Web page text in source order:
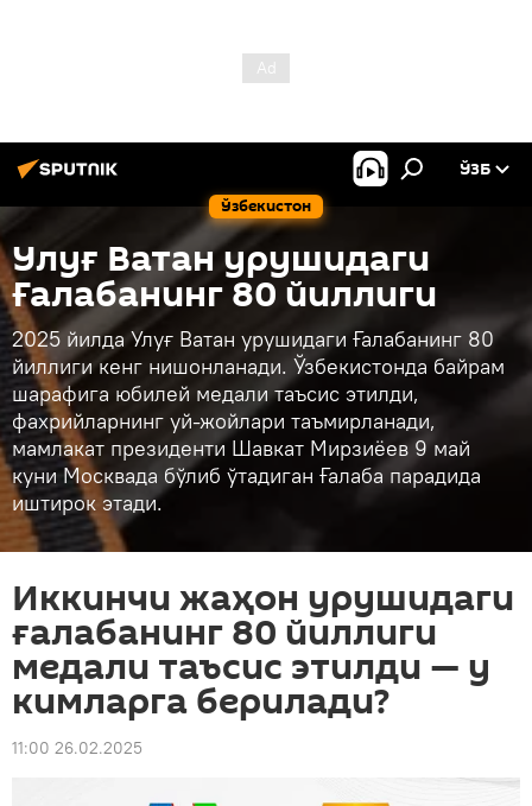
Ўзбекистон
ЎЗБ
Улуғ Ватан урушидаги
Ғалабанинг 80 йиллиги
2025 йилда Улуғ Ватан урушидаги Ғалабанинг 80
йиллиги кенг нишонланади. Ўзбекистонда байрам
шарафига юбилей медали таъсис этилди,
фахрийларнинг уй-жойлари таъмирланади,
мамлакат президенти Шавкат Мирзиёев 9 май
куни Москвада бўлиб ўтадиган Ғалаба парадида
иштирок этади.
Иккинчи жаҳон урушидаги
ғалабанинг 80 йиллиги
медали таъсис этилди — у
кимларга берилади?
11:00 26.02.2025